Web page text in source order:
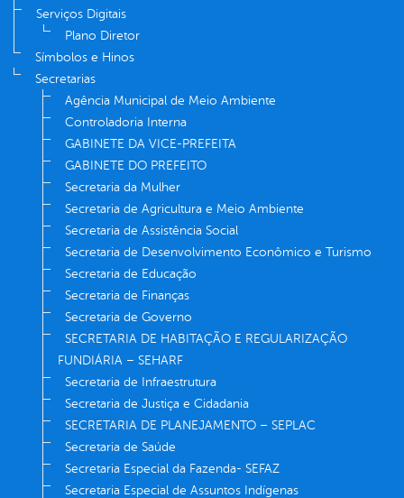
Serviços Digitais
Plano Diretor
Símbolos e Hinos
Secretarias
Agência Municipal de Meio Ambiente
Controladoria Interna
GABINETE DA VICE-PREFEITA
GABINETE DO PREFEITO
Secretaria da Mulher
Secretaria de Agricultura e Meio Ambiente
Secretaria de Assistência Social
Secretaria de Desenvolvimento Econômico e Turismo
Secretaria de Educação
Secretaria de Finanças
Secretaria de Governo
SECRETARIA DE HABITAÇÃO E REGULARIZAÇÃO
FUNDIÁRIA – SEHARF
Secretaria de Infraestrutura
Secretaria de Justiça e Cidadania
SECRETARIA DE PLANEJAMENTO – SEPLAC
Secretaria de Saúde
Secretaria Especial da Fazenda- SEFAZ
Secretaria Especial de Assuntos Indígenas